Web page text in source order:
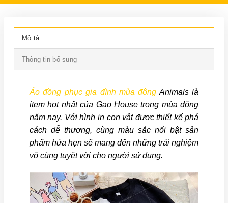
Mô tả
Thông tin bổ sung
Áo đồng phục gia đình mùa đông Animals là
item hot nhất của Gạo House trong mùa đông
năm nay. Với hình in con vật được thiết kế phá
cách dễ thương, cùng màu sắc nổi bật sản
phẩm hứa hẹn sẽ mang đến những trải nghiệm
vô cùng tuyệt vời cho người sử dụng.